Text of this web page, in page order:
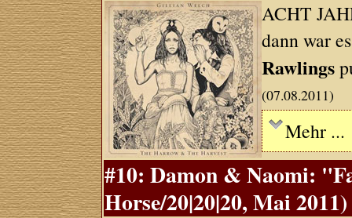
ACHT
dann war
Rawlings
(07.08.2011)
Mehr ...
#10: Damon & Naomi:
Horse/20|20|20, Mai 2011)